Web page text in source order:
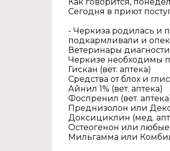
Сегодня в приют
- Черкиза родилась и
подкармливали и
Ветеринары
Черкизе необходимы
Гискан (вет. аптека)
Средства от блох и
Айнил 1% (вет. аптека)
Фоспренил (вет.
Преднизолон или
Доксициклин (мед.
Остеогенон или любые
Мильгамма или